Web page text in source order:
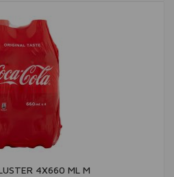
4X660 ML M